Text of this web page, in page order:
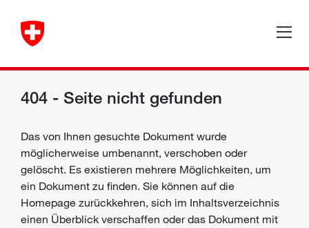
404 - Seite nicht gefunden
Das von Ihnen gesuchte Dokument wurde
möglicherweise umbenannt, verschoben oder
gelöscht. Es existieren mehrere Möglichkeiten, um
ein Dokument zu finden. Sie können auf die
Homepage zurückkehren, sich im Inhaltsverzeichnis
einen Überblick verschaffen oder das Dokument mit